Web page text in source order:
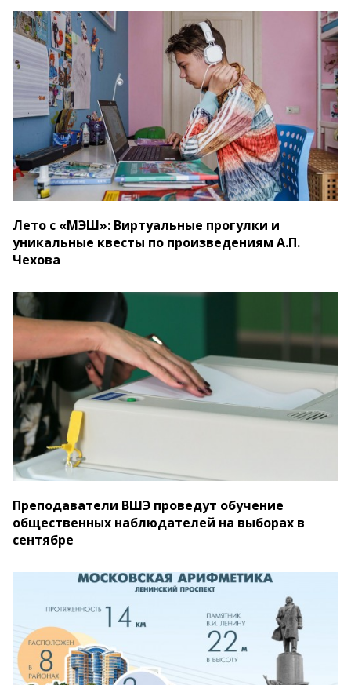
Лето с «МЭШ»: Виртуальные прогулки и
уникальные квесты по произведениям А.П.
Чехова
Преподаватели ВШЭ проведут обучение
общественных наблюдателей на выборах в
сентябре